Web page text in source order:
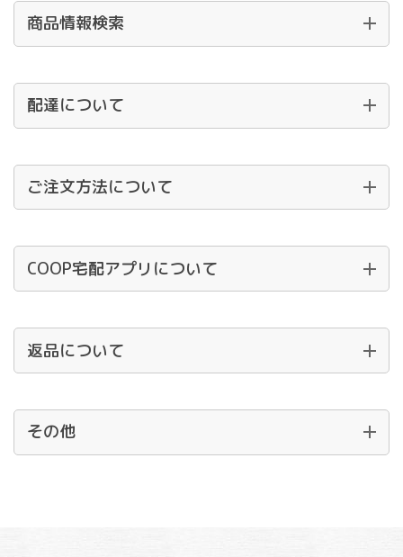
商品情報検索
配達について
ご注文方法について
COOP宅配アプリについて
返品について
その他